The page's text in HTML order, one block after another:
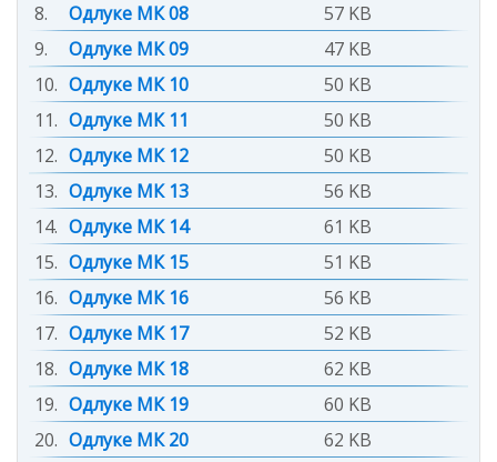
8.
Одлуке МК 08
57 KB
9.
Одлуке МК 09
47 KB
10. Одлуке МК 10
50 KB
11. Одлуке МК 11
50 KB
12. Одлуке МК 12
50 KB
13. Одлуке МК 13
56 KB
14. Одлуке МК 14
61 KB
15. Одлуке МК 15
51 KB
16. Одлуке МК 16
56 KB
17. Одлуке МК 17
52 KB
18. Одлуке МК 18
62 KB
19. Одлуке МК 19
60 KB
20. Одлуке МК 20
62 KB